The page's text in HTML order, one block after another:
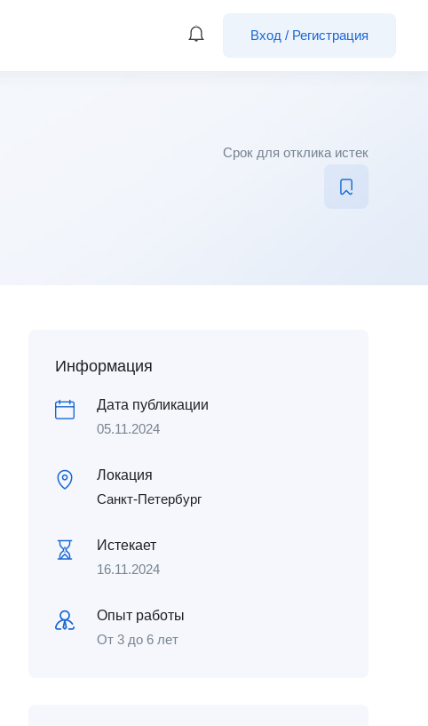
Вход / Регистрация
Срок для отклика истек
Информация
Дата публикации
05.11.2024
Локация
Санкт-Петербург
Истекает
16.11.2024
Опыт работы
От 3 до 6 лет